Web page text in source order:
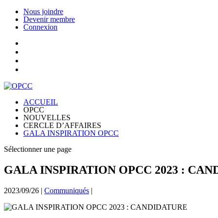
Nous joindre
Devenir membre
Connexion
ACCUEIL
OPCC
NOUVELLES
CERCLE D’AFFAIRES
GALA INSPIRATION OPCC
Sélectionner une page
GALA INSPIRATION OPCC 2023 :
2023/09/26 | Communiqués |